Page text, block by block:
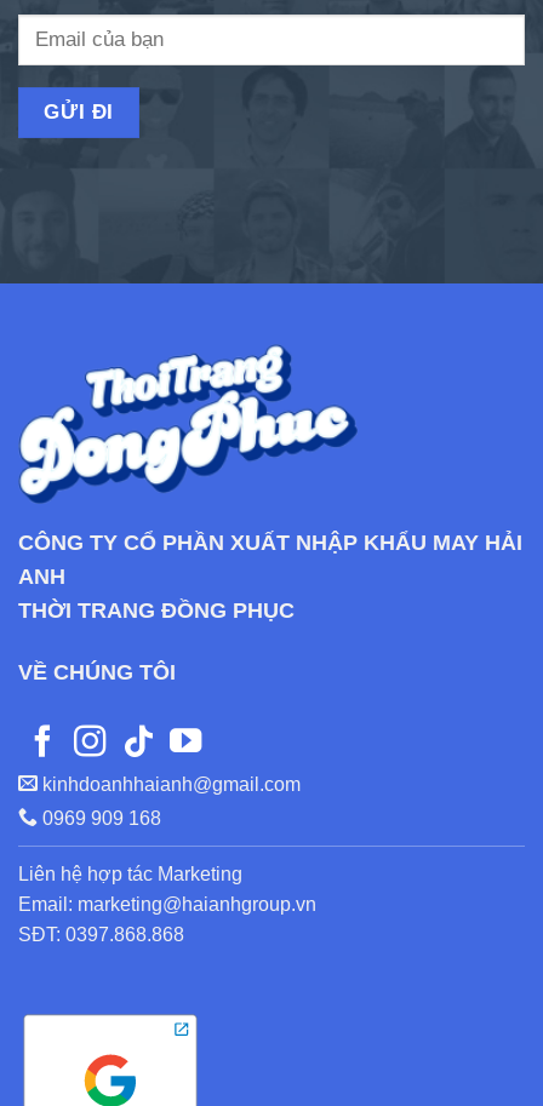
CÔNG TY CỔ PHẦN XUẤT NHẬP KHẨU MAY HẢI
ANH
THỜI TRANG ĐỒNG PHỤC
VỀ CHÚNG TÔI
kinhdoanhhaianh@gmail.com
0969 909 168
Liên hệ hợp tác Marketing
Email: marketing@haianhgroup.vn
SĐT: 0397.868.868